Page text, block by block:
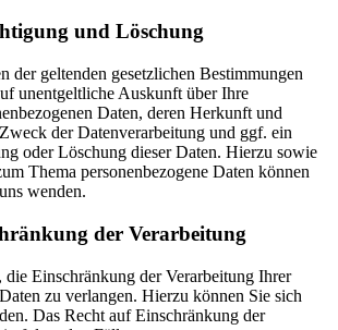
und Löschung
der geltenden gesetzlichen Bestimmungen
unentgeltliche Auskunft über Ihre
Daten, deren Herkunft und
der Datenverarbeitung und ggf. ein
oder Löschung dieser Daten. Hierzu sowie
Thema personenbezogene Daten können
wenden.
der Verarbeitung
die Einschränkung der Verarbeitung Ihrer
zu verlangen. Hierzu können Sie sich
Das Recht auf Einschränkung der